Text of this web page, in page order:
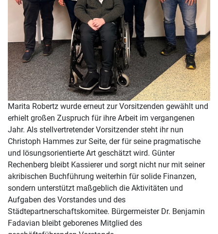
Marita Robertz wurde erneut zur Vorsitzenden gewählt und
erhielt großen Zuspruch für ihre Arbeit im vergangenen
Jahr. Als stellvertretender Vorsitzender steht ihr nun
Christoph Hammes zur Seite, der für seine pragmatische
und lösungsorientierte Art geschätzt wird. Günter
Rechenberg bleibt Kassierer und sorgt nicht nur mit seiner
akribischen Buchführung weiterhin für solide Finanzen,
sondern unterstützt maßgeblich die Aktivitäten und
Aufgaben des Vorstandes und des
Städtepartnerschaftskomitee. Bürgermeister Dr. Benjamin
Fadavian bleibt geborenes Mitglied des